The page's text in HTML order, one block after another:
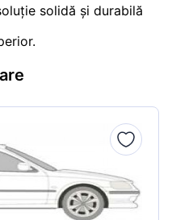
solidă și durabilă